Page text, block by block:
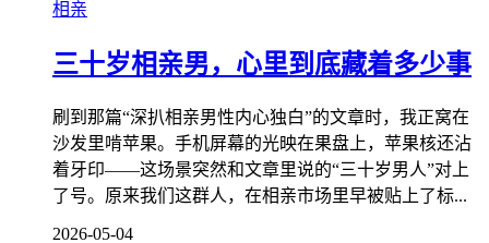
相亲
三十岁相亲男，心里到底藏着多少事
刷到那篇“深扒相亲男性内心独白”的文章时，我正窝在
沙发里啃苹果。手机屏幕的光映在果盘上，苹果核还沾
着牙印——这场景突然和文章里说的“三十岁男人”对上
了号。原来我们这群人，在相亲市场里早被贴上了标...
2026-05-04